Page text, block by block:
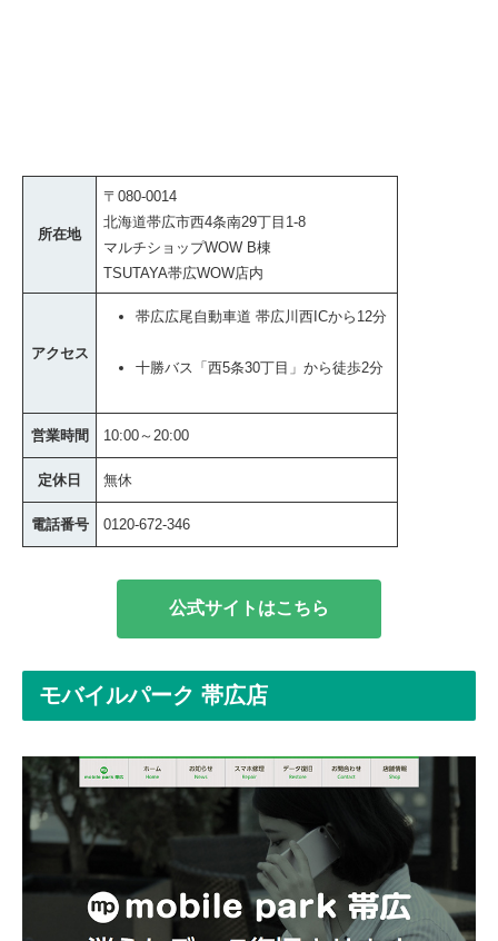
所在地
〒080-0014
北海道帯広市西4条南29丁目1-8
マルチショップWOW B棟
TSUTAYA帯広WOW店内
アクセス
帯広広尾自動車道 帯広川西ICから12分
十勝バス「西5条30丁目」から徒歩2分
営業時間 10:00～20:00
定休日 無休
電話番号 0120-672-346
公式サイトはこちら
モバイルパーク 帯広店